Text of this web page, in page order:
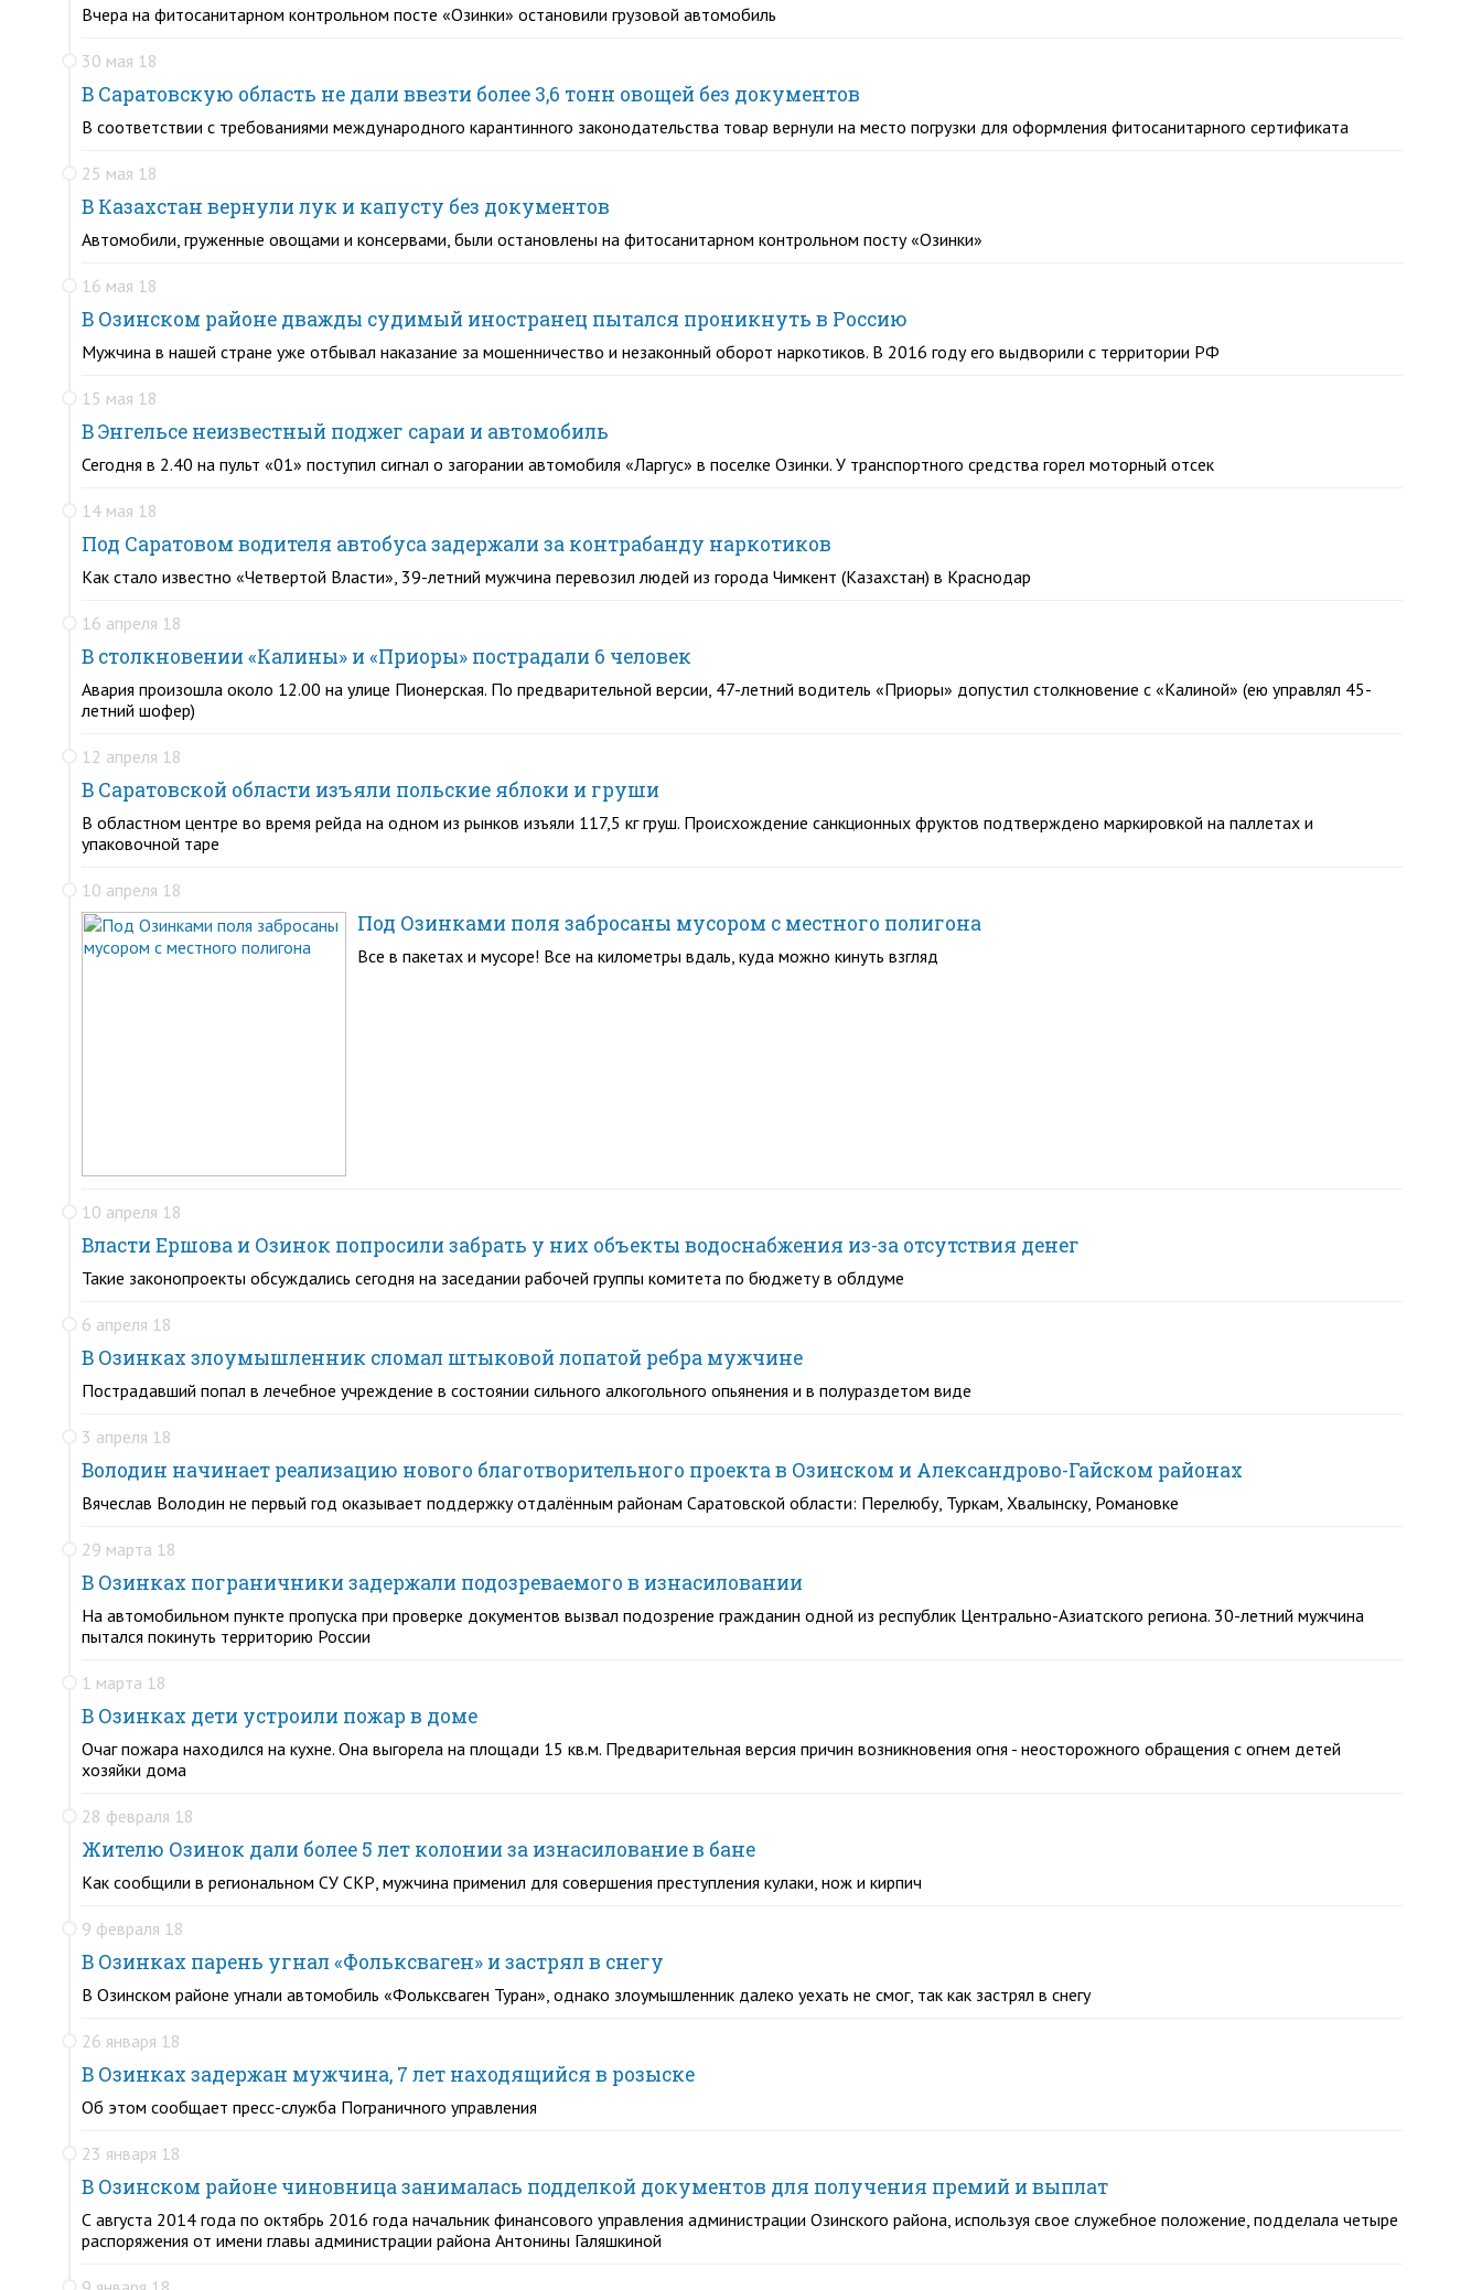
Вчера на фитосанитарном контрольном посте «Озинки» остановили грузовой автомобиль
30 мая 18
В Саратовскую область не дали ввезти более 3,6 тонн овощей без документов
В соответствии с требованиями международного карантинного законодательства товар вернули на место погрузки для оформления фитосанитарного сертификата
25 мая 18
В Казахстан вернули лук и капусту без документов
Автомобили, груженные овощами и консервами, были остановлены на фитосанитарном контрольном посту «Озинки»
16 мая 18
В Озинском районе дважды судимый иностранец пытался проникнуть в Россию
Мужчина в нашей стране уже отбывал наказание за мошенничество и незаконный оборот наркотиков. В 2016 году его выдворили с территории РФ
15 мая 18
В Энгельсе неизвестный поджег сараи и автомобиль
Сегодня в 2.40 на пульт «01» поступил сигнал о загорании автомобиля «Ларгус» в поселке Озинки. У транспортного средства горел моторный отсек
14 мая 18
Под Саратовом водителя автобуса задержали за контрабанду наркотиков
Как стало известно «Четвертой Власти», 39-летний мужчина перевозил людей из города Чимкент (Казахстан) в Краснодар
16 апреля 18
В столкновении «Калины» и «Приоры» пострадали 6 человек
Авария произошла около 12.00 на улице Пионерская. По предварительной версии, 47-летний водитель «Приоры» допустил столкновение с «Калиной» (ею управлял 45-
летний шофер)
12 апреля 18
В Саратовской области изъяли польские яблоки и груши
В областном центре во время рейда на одном из рынков изъяли 117,5 кг груш. Происхождение санкционных фруктов подтверждено маркировкой на паллетах и
упаковочной таре
10 апреля 18
Под Озинками поля забросаны мусором с местного полигона
Все в пакетах и мусоре! Все на километры вдаль, куда можно кинуть взгляд
10 апреля 18
Власти Ершова и Озинок попросили забрать у них объекты водоснабжения из-за отсутствия денег
Такие законопроекты обсуждались сегодня на заседании рабочей группы комитета по бюджету в облдуме
6 апреля 18
В Озинках злоумышленник сломал штыковой лопатой ребра мужчине
Пострадавший попал в лечебное учреждение в состоянии сильного алкогольного опьянения и в полураздетом виде
3 апреля 18
Володин начинает реализацию нового благотворительного проекта в Озинском и Александрово-Гайском районах
Вячеслав Володин не первый год оказывает поддержку отдалённым районам Саратовской области: Перелюбу, Туркам, Хвалынску, Романовке
29 марта 18
В Озинках пограничники задержали подозреваемого в изнасиловании
На автомобильном пункте пропуска при проверке документов вызвал подозрение гражданин одной из республик Центрально-Азиатского региона. 30-летний мужчина
пытался покинуть территорию России
1 марта 18
В Озинках дети устроили пожар в доме
Очаг пожара находился на кухне. Она выгорела на площади 15 кв.м. Предварительная версия причин возникновения огня - неосторожного обращения с огнем детей
хозяйки дома
28 февраля 18
Жителю Озинок дали более 5 лет колонии за изнасилование в бане
Как сообщили в региональном СУ СКР, мужчина применил для совершения преступления кулаки, нож и кирпич
9 февраля 18
В Озинках парень угнал «Фольксваген» и застрял в снегу
В Озинском районе угнали автомобиль «Фольксваген Туран», однако злоумышленник далеко уехать не смог, так как застрял в снегу
26 января 18
В Озинках задержан мужчина, 7 лет находящийся в розыске
Об этом сообщает пресс-служба Пограничного управления
23 января 18
В Озинском районе чиновница занималась подделкой документов для получения премий и выплат
С августа 2014 года по октябрь 2016 года начальник финансового управления администрации Озинского района, используя свое служебное положение, подделала четыре
распоряжения от имени главы администрации района Антонины Галяшкиной